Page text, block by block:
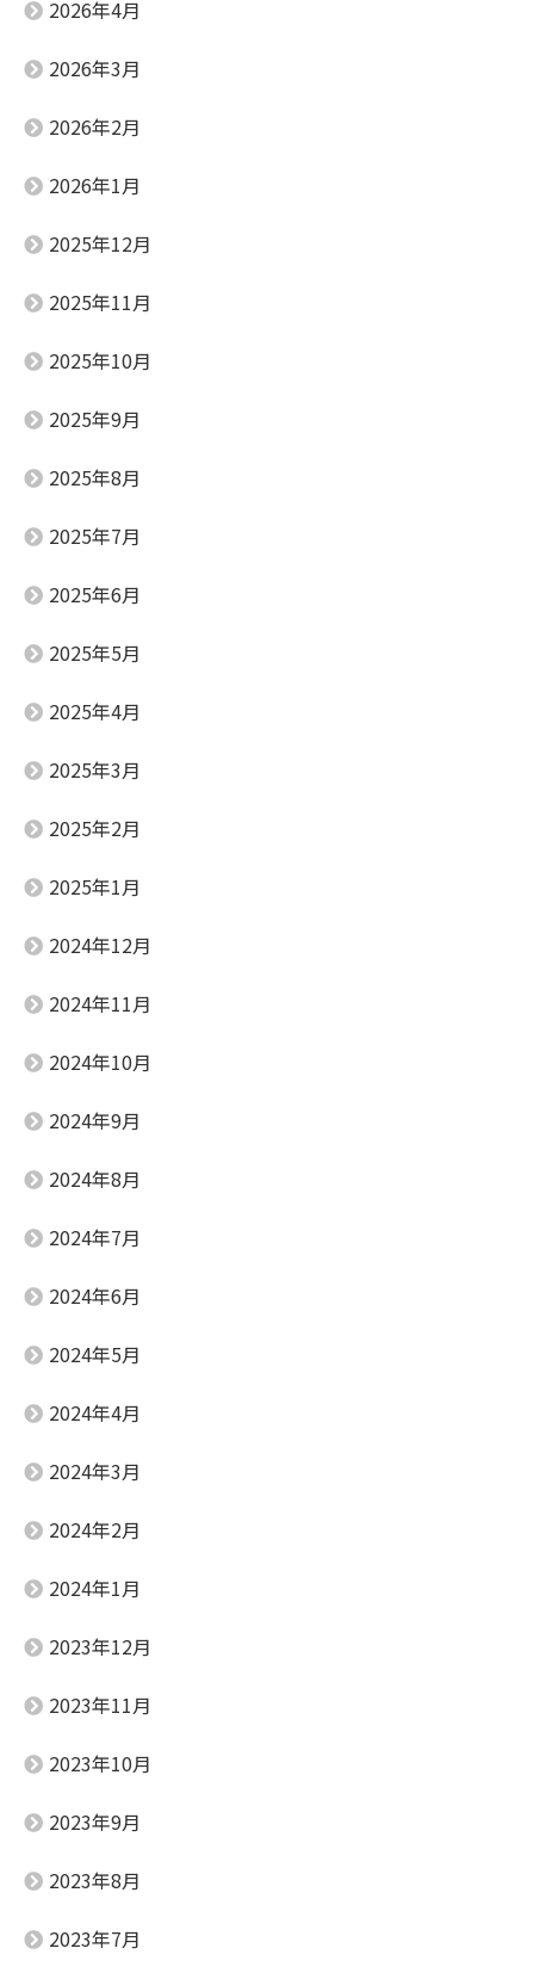
2026年4月
2026年3月
2026年2月
2026年1月
2025年12月
2025年11月
2025年10月
2025年9月
2025年8月
2025年7月
2025年6月
2025年5月
2025年4月
2025年3月
2025年2月
2025年1月
2024年12月
2024年11月
2024年10月
2024年9月
2024年8月
2024年7月
2024年6月
2024年5月
2024年4月
2024年3月
2024年2月
2024年1月
2023年12月
2023年11月
2023年10月
2023年9月
2023年8月
2023年7月